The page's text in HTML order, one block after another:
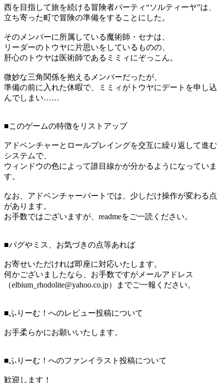
西を目指して旅を続ける冒険者パーティ“ソルティーヤ”は、
立ち寄った町で冒険の準備をすることにした。
そのメンバーに所属している魔術師・セナは、
リーダーのトウヤに片思いをしているものの、
肝心のトウヤは医術師であるミミィにぞっこん。
微妙な三角関係を抱えるメンバーだったが、
準備の前に入れた休暇で、ミミィがトウヤにデートを申し込
んでしまい……
■このゲームの特徴をリストアップ
アドベンチャーとロールプレイングを交互に繰り返して進む
システムで、
ウィンドウの色によって誰目線かが分かるようになっていま
す。
なお、アドベンチャーパートでは、少しだけ操作が変わる点
があります。
お手数ではございますが、readmeをご一読ください。
■バグやミス、お気づきの点等あれば
お寄せいただければ即座に対応いたします。
何かございましたなら、お手数ですがメールアドレス
（elbium_rhodolite@yahoo.co.jp）までご一報ください。
■ふりーむ！へのレビュー投稿について
お手柔らかにお願いいたします。
■ふりーむ！へのファンイラスト投稿について
歓迎します！